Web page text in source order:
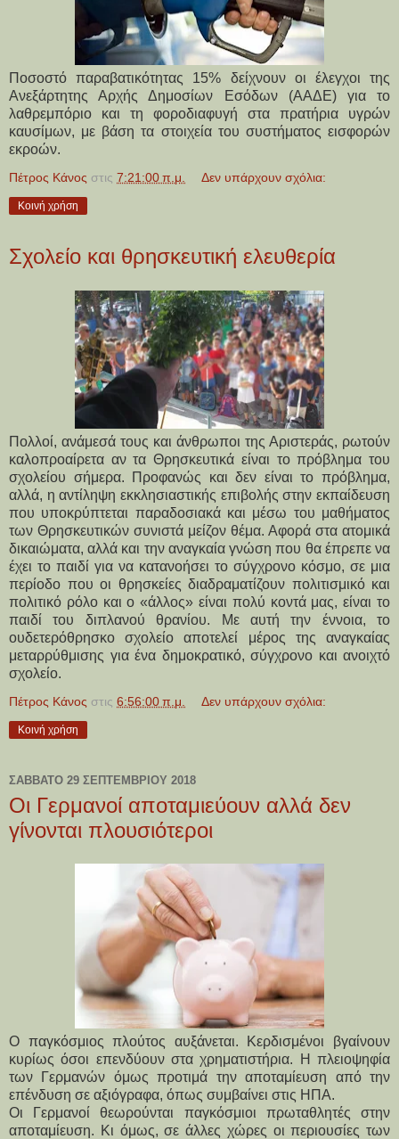
Ποσοστό παραβατικότητας 15% δείχνουν οι έλεγχοι της
Ανεξάρτητης Αρχής Δημοσίων Εσόδων (ΑΑΔΕ) για το
λαθρεμπόριο και τη φοροδιαφυγή στα πρατήρια υγρών
καυσίμων, με βάση τα στοιχεία του συστήματος εισφορών
εκροών.
Πέτρος Κάνος στις 7:21:00 π.μ. Δεν υπάρχουν σχόλια:
Κοινή χρήση
Σχολείο και θρησκευτική ελευθερία
Πολλοί, ανάμεσά τους και άνθρωποι της Αριστεράς, ρωτούν
καλοπροαίρετα αν τα Θρησκευτικά είναι το πρόβλημα του
σχολείου σήμερα. Προφανώς και δεν είναι το πρόβλημα,
αλλά, η αντίληψη εκκλησιαστικής επιβολής στην εκπαίδευση
που υποκρύπτεται παραδοσιακά και μέσω του μαθήματος
των Θρησκευτικών συνιστά μείζον θέμα. Αφορά στα ατομικά
δικαιώματα, αλλά και την αναγκαία γνώση που θα έπρεπε να
έχει το παιδί για να κατανοήσει το σύγχρονο κόσμο, σε μια
περίοδο που οι θρησκείες διαδραματίζουν πολιτισμικό και
πολιτικό ρόλο και ο «άλλος» είναι πολύ κοντά μας, είναι το
παιδί του διπλανού θρανίου. Με αυτή την έννοια, το
ουδετερόθρησκο σχολείο αποτελεί μέρος της αναγκαίας
μεταρρύθμισης για ένα δημοκρατικό, σύγχρονο και ανοιχτό
σχολείο.
Πέτρος Κάνος στις 6:56:00 π.μ. Δεν υπάρχουν σχόλια:
Κοινή χρήση
ΣΆΒΒΑΤΟ 29 ΣΕΠΤΕΜΒΡΊΟΥ 2018
Οι Γερμανοί αποταμιεύουν αλλά δεν
γίνονται πλουσιότεροι
Ο παγκόσμιος πλούτος αυξάνεται. Κερδισμένοι βγαίνουν
κυρίως όσοι επενδύουν στα χρηματιστήρια. Η πλειοψηφία
των Γερμανών όμως προτιμά την αποταμίευση από την
επένδυση σε αξιόγραφα, όπως συμβαίνει στις ΗΠΑ.
Οι Γερμανοί θεωρούνται παγκόσμιοι πρωταθλητές στην
αποταμίευση. Κι όμως, σε άλλες χώρες οι περιουσίες των